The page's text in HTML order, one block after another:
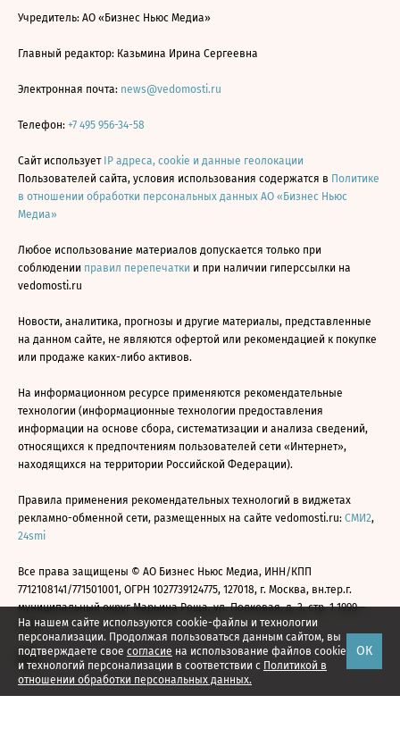
На нашем сайте используются cookie-файлы и технологии
персонализации. Продолжая пользоваться данным сайтом, вы
подтверждаете свое согласие на использование файлов cookie
и технологий персонализации в соответствии с Политикой в
отношении обработки персональных данных.
ОК
Учредитель: АО «Бизнес Ньюс Медиа»
Главный редактор: Казьмина Ирина Сергеевна
Электронная почта: news@vedomosti.ru
Телефон: +7 495 956-34-58
Сайт использует IP адреса, cookie и данные геолокации
Пользователей сайта, условия использования содержатся в Политике
в отношении обработки персональных данных АО «Бизнес Ньюс
Медиа»
Любое использование материалов допускается только при
соблюдении правил перепечатки и при наличии гиперссылки на
vedomosti.ru
Новости, аналитика, прогнозы и другие материалы, представленные
на данном сайте, не являются офертой или рекомендацией к покупке
или продаже каких-либо активов.
На информационном ресурсе применяются рекомендательные
технологии (информационные технологии предоставления
информации на основе сбора, систематизации и анализа сведений,
относящихся к предпочтениям пользователей сети «Интернет»,
находящихся на территории Российской Федерации).
Правила применения рекомендательных технологий в виджетах
рекламно-обменной сети, размещенных на сайте vedomosti.ru: СМИ2,
24smi
Все права защищены © АО Бизнес Ньюс Медиа, ИНН/КПП
7712108141/771501001, ОГРН 1027739124775, 127018, г. Москва, вн.тер.г.
муниципальный округ Марьина Роща, ул. Полковая, д. 3, стр. 1 1999—
2026